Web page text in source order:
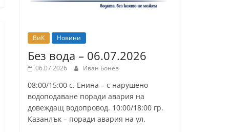
ВиК Новини
Без вода – 06.07.2026
06.07.2026 Иван Бонев
08:00/15:00 с. Енина – с нарушено
водоподаване поради авария на
довеждащ водопровод. 10:00/18:00 гр.
Казанлък – поради авария на ул.